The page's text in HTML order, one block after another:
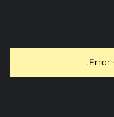
Error